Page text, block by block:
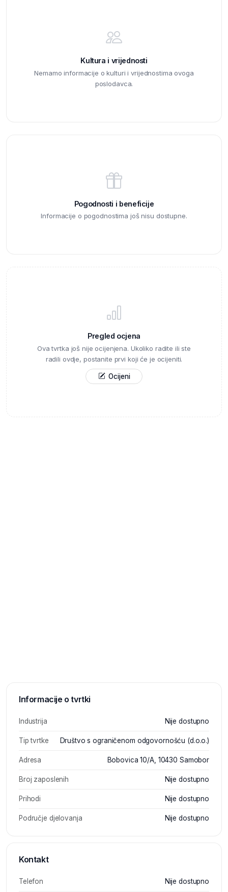
Kultura i vrijednosti
Nemamo informacije o kulturi i vrijednostima ovoga
poslodavca.
Pogodnosti i beneficije
Informacije o pogodnostima još nisu dostupne.
Pregled ocjena
Ova tvrtka još nije ocijenjena. Ukoliko radite ili ste
radili ovdje, postanite prvi koji će je ocijeniti.
Ocijeni
Informacije o tvrtki
Industrija Nije dostupno
Tip tvrtke Društvo s ograničenom odgovornošću (d.o.o.)
Adresa Bobovica 10/A, 10430 Samobor
Broj zaposlenih Nije dostupno
Prihodi Nije dostupno
Područje djelovanja Nije dostupno
Kontakt
Telefon Nije dostupno